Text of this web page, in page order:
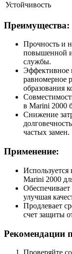
Устойчивость
Преимущества:
Прочность и
повышенной
службы.
Эффективное
равномерное
образования
в Marini 2000
Снижение
частых замен.
Применение:
Используется
Marini 2000
Обеспечивает
улучшая
Продлевает
счет защиты
Рекомендации